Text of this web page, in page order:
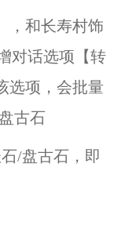
，和长寿村饰
对话选项【转
选项，会批量
古石
/盘古石，即